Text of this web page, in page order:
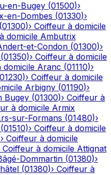
en-Bugey (01500)›
en-Dombes (01330)›
(01300)› Coiffeur à domicile
domicile Ambutrix
et-Condon (01300)›
(01350)› Coiffeur à domicile
domicile Aranc (01110)›
01230)› Coiffeur à domicile
Arbigny (01190)›
Bugey (01300)› Coiffeur à
à domicile Armix
sur-Formans (01480)›
(01510)› Coiffeur à domicile
› Coiffeur à domicile
Coiffeur à domicile Attignat
Dommartin (01380)›
(01380)› Coiffeur à